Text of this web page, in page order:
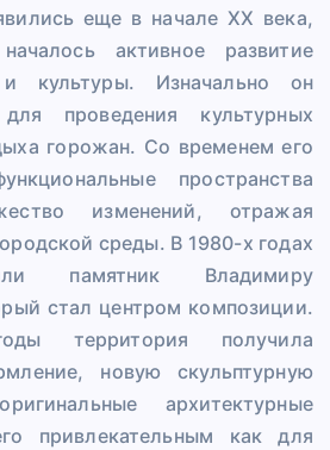
еще в начале XX века,
активное развитие
культуры. Изначально он
проведения культурных
горожан. Со временем его
пространства
изменений, отражая
среды. В 1980-х годах
памятник Владимиру
стал центром композиции.
территория получила
новую скульптурную
архитектурные
привлекательным как для